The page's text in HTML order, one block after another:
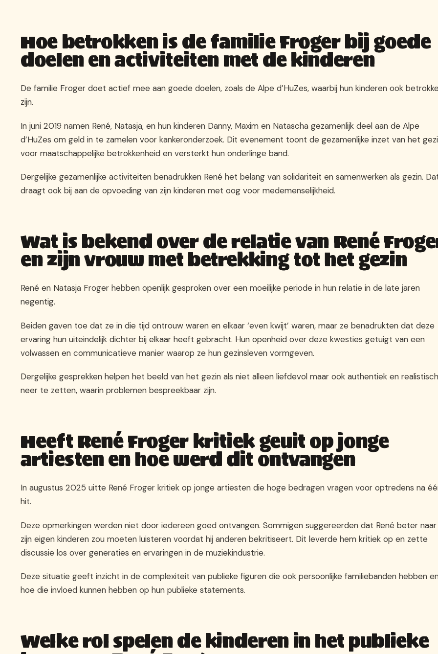
Hoe betrokken is de familie Froger bij goede
doelen en activiteiten met de kinderen
De familie Froger doet actief mee aan goede doelen, zoals de Alpe d’HuZes, waarbij hun kinderen ook
zijn.
In juni 2019 namen René, Natasja, en hun kinderen Danny, Maxim en Natascha gezamenlijk deel aan de Alpe
d’HuZes om geld in te zamelen voor kankeronderzoek. Dit evenement toont de gezamenlijke inzet van het
voor maatschappelijke betrokkenheid en versterkt hun onderlinge band.
Dergelijke gezamenlijke activiteiten benadrukken René het belang van solidariteit en samenwerken als gezin.
draagt ook bij aan de opvoeding van zijn kinderen met oog voor medemenselijkheid.
Wat is bekend over de relatie van René
en zijn vrouw met betrekking tot het gezin
René en Natasja Froger hebben openlijk gesproken over een moeilijke periode in hun relatie in de late jaren
negentig.
Beiden gaven toe dat ze in die tijd ontrouw waren en elkaar ‘even kwijt’ waren, maar ze benadrukten dat deze
ervaring hun uiteindelijk dichter bij elkaar heeft gebracht. Hun openheid over deze kwesties getuigt van een
volwassen en communicatieve manier waarop ze hun gezinsleven vormgeven.
Dergelijke gesprekken helpen het beeld van het gezin als niet alleen liefdevol maar ook authentiek en realistisch
neer te zetten, waarin problemen bespreekbaar zijn.
Heeft René Froger kritiek geuit op jonge
artiesten en hoe werd dit ontvangen
In augustus 2025 uitte René Froger kritiek op jonge artiesten die hoge bedragen vragen voor optredens na
hit.
Deze opmerkingen werden niet door iedereen goed ontvangen. Sommigen suggereerden dat René beter naar
zijn eigen kinderen zou moeten luisteren voordat hij anderen bekritiseert. Dit leverde hem kritiek op en zette
discussie los over generaties en ervaringen in de muziekindustrie.
Deze situatie geeft inzicht in de complexiteit van publieke figuren die ook persoonlijke familiebanden hebben
hoe die invloed kunnen hebben op hun publieke statements.
Welke rol spelen de kinderen in het publieke